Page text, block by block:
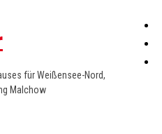
für Weißensee-Nord,
Malchow